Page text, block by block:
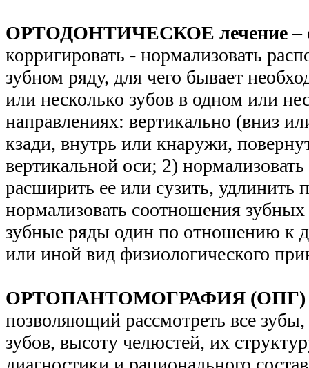
ОРТОДОНТИЧЕСКОЕ лечение–
корригировать - нормализовать
зубном ряду, для чего бывает
или несколько зубов в одном или
направлениях: вертикально (вниз
кзади, внутрь или кнаружи,
вертикальной оси; 2)
расширить ее или сузить, удлинить
нормализовать соотношения
зубные ряды один по отношению к
или иной вид физиологического
ОРТОПАНТОМОГРАФИЯ (ОПГ)
позволяющий рассмотреть все зубы,
зубов, высоту челюстей, их